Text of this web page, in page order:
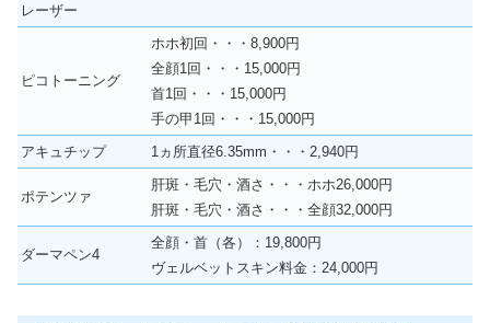
レーザー
ピコトーニング
ホホ初回・・・8,900円
全顔1回・・・15,000円
首1回・・・15,000円
手の甲1回・・・15,000円
アキュチップ
1ヵ所直径6.35mm・・・2,940円
ポテンツァ
肝斑・毛穴・酒さ・・・ホホ26,000円
肝斑・毛穴・酒さ・・・全顔32,000円
ダーマペン4
全顔・首（各）：19,800円
ヴェルベットスキン料金：24,000円